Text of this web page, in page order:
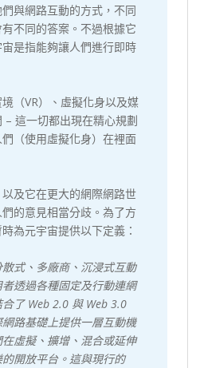
與網路互動的方式，不同
不同的答案。不過根據它
是指能夠讓人們進行即時
（VR）、虛擬化身以及媒
– 這一切都出現在精心規劃
（使用虛擬化身）在裡面
及它在更大的網際網路世
的意見相當分歧。為了方
為元宇宙提供以下定義：
式、多廠商、沉浸式互動
透過各種固定及行動連網
了 Web 2.0 與 Web 3.0
路基礎上提供一層互動機
虛擬、擴增、混合或延伸
開放平台。這與現行的